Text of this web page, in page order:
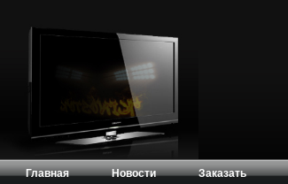
Главная Новости Заказать